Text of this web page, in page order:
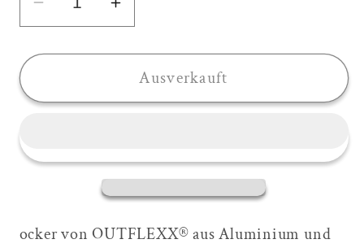
Verringere
die
Menge
OUTFLEXX
Alu/Textilene,
49x55x37cm
Erhöhe
die
Menge
OUTFLEXX
Alu/Textilene,
Ausverkauft
ocker von OUTFLEXX® aus Aluminium und